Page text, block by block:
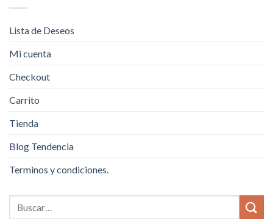
Lista de Deseos
Mi cuenta
Checkout
Carrito
Tienda
Blog Tendencia
Terminos y condiciones.